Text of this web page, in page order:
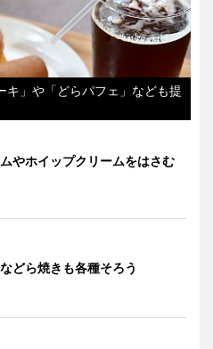
キ」や「どらパフェ」なども提
やホイップクリームをはさむ
どら焼きも各種そろう